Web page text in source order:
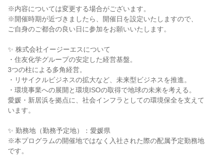
※内容については変更する場合がございます。
※開催時期が近づきましたら、開催日を設定いたしますので、
ご自身のご都合の良い日に参加をお願いいたします。
✨ 株式会社イージーエスについて
・住友化学グループの安定した経営基盤。
3つの柱による多角経営。
・リサイクルビジネスの拡大など、未来型ビジネスを推進。
・環境事業への展開と環境ISOの取得で地球の未来を考える。
愛媛・新居浜を拠点に、社会インフラとしての環境保全を支えて
います。
✨ 勤務地（勤務予定地）：愛媛県
※本プログラムの開催地ではなく入社された際の配属予定勤務地
です。